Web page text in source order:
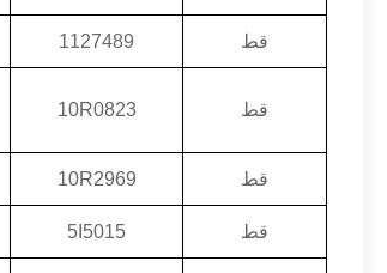
قط 1127489
قط 10R0823
قط 10R2969
قط 5I5015